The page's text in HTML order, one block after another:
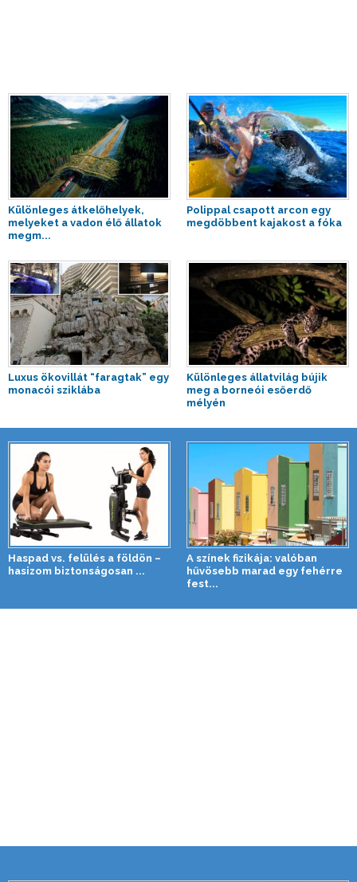
Különleges átkelőhelyek,
melyeket a vadon élő állatok
megm...
Polippal csapott arcon egy
megdöbbent kajakost a fóka
Luxus ökovillát “faragtak” egy
monacói sziklába
Különleges állatvilág bújik
meg a borneói esőerdő
mélyén
Haspad vs. felülés a földön –
hasizom biztonságosan ...
A színek fizikája: valóban
hűvösebb marad egy fehérre
fest...